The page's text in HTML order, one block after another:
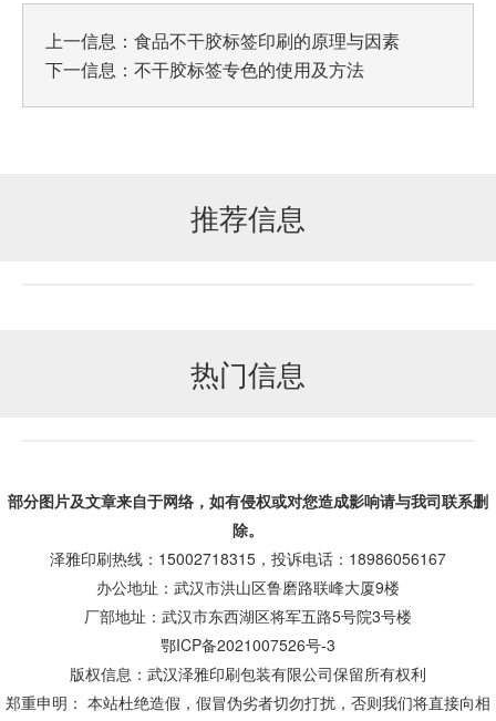
上一信息： 食品不干胶标签印刷的原理与因素
下一信息： 不干胶标签专色的使用及方法
推荐信息
热门信息
部分图片及文章来自于网络，如有侵权或对您造成影响请与我司联系删
除。
泽雅印刷热线：15002718315，投诉电话：18986056167
办公地址：武汉市洪山区鲁磨路联峰大厦9楼
厂部地址：武汉市东西湖区将军五路5号院3号楼
鄂ICP备2021007526号-3
版权信息：武汉泽雅印刷包装有限公司保留所有权利
郑重申明： 本站杜绝造假，假冒伪劣者切勿打扰，否则我们将直接向相